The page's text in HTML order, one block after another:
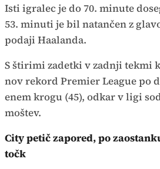
Isti igralec je do 70. minute
53. minuti je bil natančen z
podaji Haalanda.
S štirimi zadetki v zadnji tekmi
nov rekord Premier League po
enem krogu (45), odkar v ligi
moštev.
City petič zapored, po
točk